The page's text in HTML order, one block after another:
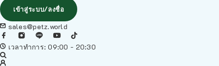
เข้าสู่ระบบ/ลงชื่อ
sales@petz.world
เวลาทำการ: 09:00 - 20:30